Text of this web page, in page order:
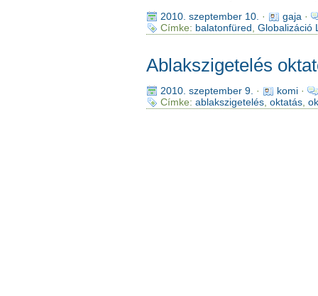
2010. szeptember 10. · gaja ·
Címke: balatonfüred Globalizáció
Ablakszigetelés
2010. szeptember 9. · komi·
Címke: ablakszigetelés, oktatás,